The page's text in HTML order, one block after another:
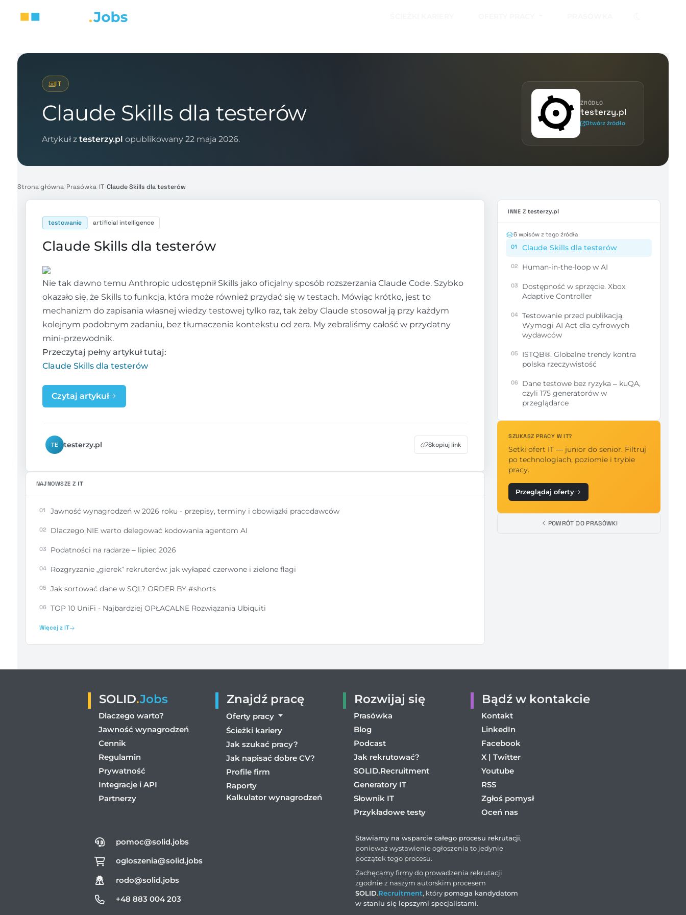
IT
Claude Skills dla testerów
Artykuł z testerzy.pl opublikowany 22 maja 2026.
ŹRÓDŁO
testerzy.pl
Otwórz źródło
Strona główna/ Prasówka/ IT/ Claude Skills dla testerów
testowanie artificial intelligence
Claude Skills dla testerów
Nie tak dawno temu Anthropic udostępnił Skills jako oficjalny sposób rozszerzania Claude Code. Szybko
okazało się, że Skills to funkcja, która może również przydać się w testach. Mówiąc krótko, jest to
mechanizm do zapisania własnej wiedzy testowej tylko raz, tak żeby Claude stosował ją przy każdym
kolejnym podobnym zadaniu, bez tłumaczenia kontekstu od zera. My zebraliśmy całość w przydatny
mini-przewodnik.
Przeczytaj pełny artykuł tutaj:
Claude Skills dla testerów
Czytaj artykuł
TE testerzy.pl Skopiuj link
NAJNOWSZE Z IT
01 Jawność wynagrodzeń w 2026 roku - przepisy, terminy i obowiązki pracodawców
02 Dlaczego NIE warto delegować kodowania agentom AI
03 Podatności na radarze – lipiec 2026
04 Rozgryzanie „gierek” rekruterów: jak wyłapać czerwone i zielone flagi
05 Jak sortować dane w SQL? ORDER BY #shorts
06 TOP 10 UniFi - Najbardziej OPŁACALNE Rozwiązania Ubiquiti
Więcej z IT
INNE Z testerzy.pl
6 wpisów z tego źródła
01
Claude Skills dla testerów
02 Human-in-the-loop w AI
03
Dostępność w sprzęcie. Xbox
Adaptive Controller
04
Testowanie przed publikacją.
Wymogi AI Act dla cyfrowych
wydawców
05
ISTQB®. Globalne trendy kontra
polska rzeczywistość
06
Dane testowe bez ryzyka – kuQA,
czyli 175 generatorów w
przeglądarce
SZUKASZ PRACY W IT?
Setki ofert IT — junior do senior. Filtruj
po technologiach, poziomie i trybie
pracy.
Przeglądaj oferty
POWRÓT DO PRASÓWKI
pomoc@solid.jobs
ogloszenia@solid.jobs
rodo@solid.jobs
+48 883 004 203
SOLID.Jobs
Dlaczego warto?
Jawność wynagrodzeń
Cennik
Regulamin
Prywatność
Integracje i API
Partnerzy
Znajdź pracę
Oferty pracy
Ścieżki kariery
Jak szukać pracy?
Jak napisać dobre CV?
Profile firm
Raporty
Kalkulator wynagrodzeń
Rozwijaj się
Prasówka
Blog
Podcast
Jak rekrutować?
SOLID.Recruitment
Generatory IT
Słownik IT
Przykładowe testy
Bądź w kontakcie
Kontakt
LinkedIn
Facebook
X | Twitter
Youtube
RSS
Zgłoś pomysł
Oceń nas
Stawiamy na wsparcie całego procesu rekrutacji,
ponieważ wystawienie ogłoszenia to jedynie
początek tego procesu.
Zachęcamy firmy do prowadzenia rekrutacji
zgodnie z naszym autorskim procesem
SOLID.Recruitment, który pomaga kandydatom
w staniu się lepszymi specjalistami.